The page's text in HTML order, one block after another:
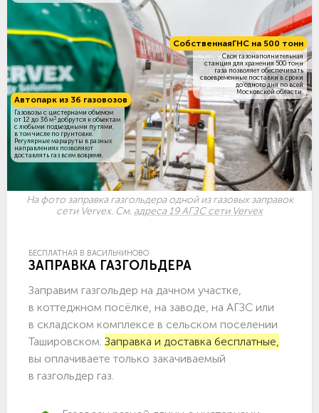
СобственнаяГНС на 500 тонн
Своя газонаполнительная
станция для хранения 500 тонн
газа позволяет обеспечивать
своевременные поставки в сроки
до одного дня по всей
Московской области.
Автопарк из 36 газовозов
Газовозы с цистернами объемом
от 12 до 36 м3 добрутся к объектам
c любыми подъездными путями,
в том числе по грунтовке.
Регулярные маршруты в разных
направлениях позволяют
доставлять газ всем вовремя.
На фото заправка газгольдера одной из газовых заправок
сети Vervex. См. адреса 19 АГЗС сети Vervex
БЕСПЛАТНАЯ В ВАСИЛЬЧИНОВО
ЗАПРАВКА ГАЗГОЛЬДЕРА
Заправим газгольдер на дачном участке,
в коттеджном посёлке, на заводе, на АГЗС или
в складском комплексе в сельском поселении
Ташировском. Заправка и доставка бесплатные,
вы оплачиваете только закачиваемый
в газгольдер газ.